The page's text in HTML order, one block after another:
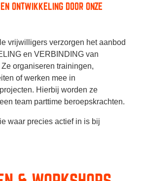
ONTWIKKELING DOOR ONZE
vrijwilligers verzorgen het aanbod
en VERBINDING van
organiseren trainingen,
of werken mee in
Hierbij worden ze
team parttime beroepskrachten.
waar precies actief in is bij